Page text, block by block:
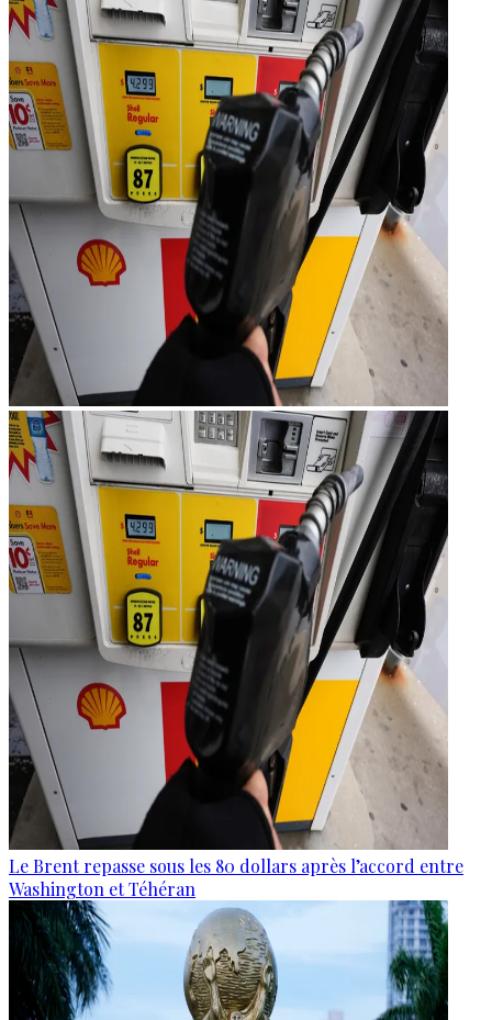
Le Brent repasse sous les 80 dollars après l’accord entre
Washington et Téhéran